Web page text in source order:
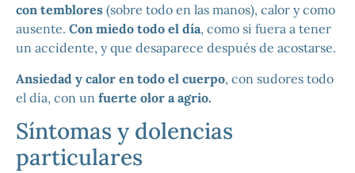
con temblores (sobre todo en las manos), calor y como
ausente. Con miedo todo el día, como si fuera a tener
un accidente, y que desaparece después de acostarse.
Ansiedad y calor en todo el cuerpo, con sudores todo
el día, con un fuerte olor a agrio.
Síntomas y dolencias
particulares